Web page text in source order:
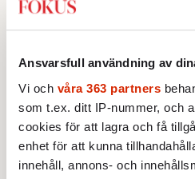
Ansvarsfull användning av
Vi och våra 363 partners
som t.ex. ditt IP-nummer, och
cookies för att lagra och få
enhet för att kunna
innehåll, annons- och
hållning.
namnet prydligt
lunchsamtal äger rum
befinner han sig varje
middag.«
– Jag är inte jätteroad av